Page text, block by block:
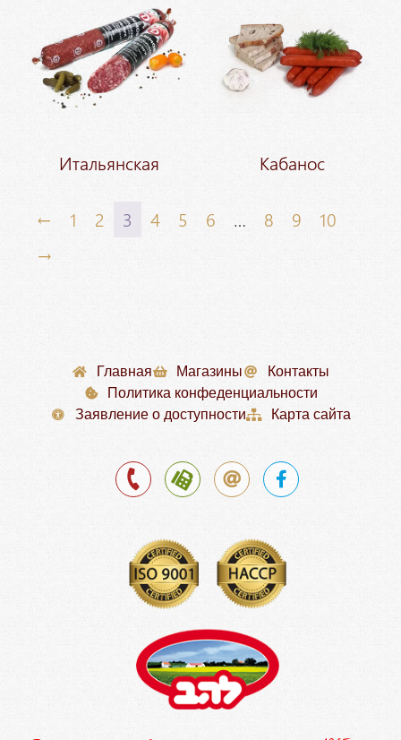
Итальянская Кабанос
← 1 2 3 4 5 6 … 8 9
10
→
Главная Магазины
Контакты
Политика конфеденциальности
Заявление о доступности
Карта сайта